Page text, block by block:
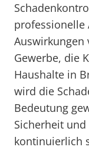
Auswirkungen
Gewerbe, die
Haushalte in
wird die
Bedeutung
Sicherheit
kontinuierlich